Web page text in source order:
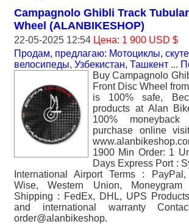
Campagnolo Ghibli Track
Wheel (ALANBIKESHOP)
22-05-2025 12:54 Цена: 1 900 USD $
Продам, предлагаю: Мотоциклы,
велосипеды, Узбекистан, Ташкент ...
Buy Campagnolo
Front Disc Wheel
is 100% safe,
products at Alan
100%
purchase online
1900 Min Order: 1
Days Express Port :
International Airport Terms :
Wise, Western Union,
Shipping : FedEx, DHL, UPS
and international warranty
order@alanbikeshop.